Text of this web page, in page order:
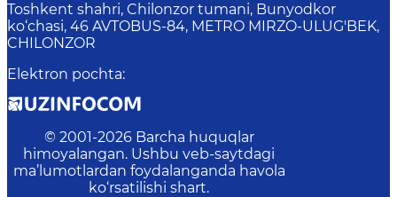
Toshkent shahri, Chilonzor tumani, Bunyodkor
ko‘chasi, 46 AVTOBUS-84, METRO MIRZO-ULUG'BEK,
CHILONZOR
Elektron pochta:
© 2001-2026 Barcha huquqlar
himoyalangan. Ushbu veb-saytdagi
ma’lumotlardan foydalanganda havola
ko‘rsatilishi shart.